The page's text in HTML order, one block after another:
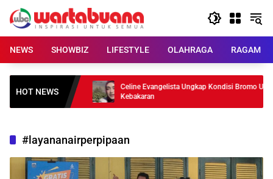
content
NEWS
SHOWBIZ LIFESTYLE OLAHRAGA RAGAM
HOT NEWS
MU? Carrick Beri
Celine Evangelista Ungkap Kondisi Bromo Usai
Kebakaran
#layananairperpipaan